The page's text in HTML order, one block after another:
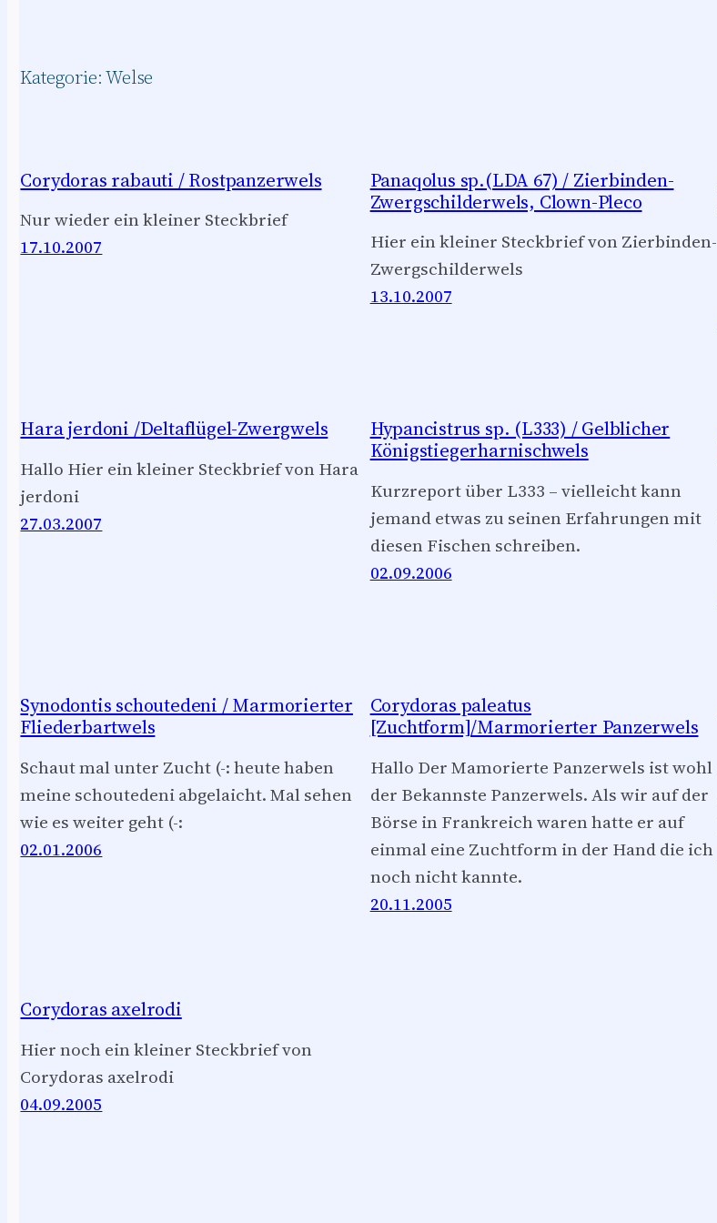
Kategorie:Welse
Corydoras rabauti / Rostpanzerwels
Nur wieder ein kleiner Steckbrief
17.10.2007
Panaqolus sp.(LDA 67) / Zierbinden-
Zwergschilderwels, Clown-Pleco
Hier ein kleiner Steckbrief von Zierbinden-
Zwergschilderwels
13.10.2007
Hara jerdoni /Deltaflügel-Zwergwels
Hallo Hier ein kleiner Steckbrief von Hara
jerdoni
27.03.2007
Hypancistrus sp. (L333) / Gelblicher
Königstiegerharnischwels
Kurzreport über L333 – vielleicht kann
jemand etwas zu seinen Erfahrungen mit
diesen Fischen schreiben.
02.09.2006
Synodontis schoutedeni / Marmorierter
Fliederbartwels
Schaut mal unter Zucht (-: heute haben
meine schoutedeni abgelaicht. Mal sehen
wie es weiter geht (-:
02.01.2006
Corydoras paleatus
[Zuchtform]/Marmorierter Panzerwels
Hallo Der Mamorierte Panzerwels ist wohl
der Bekannste Panzerwels. Als wir auf der
Börse in Frankreich waren hatte er auf
einmal eine Zuchtform in der Hand die ich
noch nicht kannte.
20.11.2005
Corydoras axelrodi
Hier noch ein kleiner Steckbrief von
Corydoras axelrodi
04.09.2005